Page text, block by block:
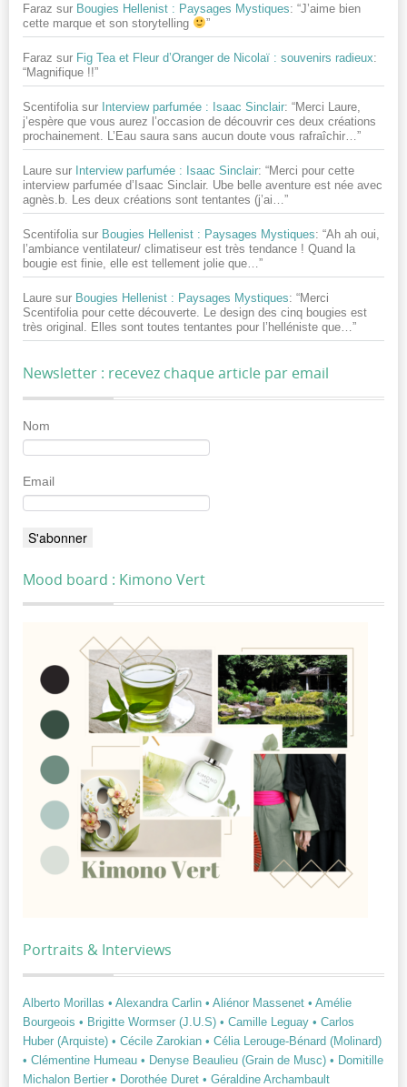
Faraz sur Bougies Hellenist : Paysages Mystiques: “J’aime bien
cette marque et son storytelling
”
Faraz sur Fig Tea et Fleur d’Oranger de Nicolaï : souvenirs radieux:
“Magnifique !!”
Scentifolia sur Interview parfumée : Isaac Sinclair: “Merci Laure,
j’espère que vous aurez l’occasion de découvrir ces deux créations
prochainement. L’Eau saura sans aucun doute vous rafraîchir…”
Laure sur Interview parfumée : Isaac Sinclair: “Merci pour cette
interview parfumée d’Isaac Sinclair. Ube belle aventure est née avec
agnès.b. Les deux créations sont tentantes (j’ai…”
Scentifolia sur Bougies Hellenist : Paysages Mystiques: “Ah ah oui,
l’ambiance ventilateur/ climatiseur est très tendance ! Quand la
bougie est finie, elle est tellement jolie que…”
Laure sur Bougies Hellenist : Paysages Mystiques: “Merci
Scentifolia pour cette découverte. Le design des cinq bougies est
très original. Elles sont toutes tentantes pour l’helléniste que…”
Newsletter : recevez chaque article par email
Nom
Email
Mood board : Kimono Vert
Portraits & Interviews
Alberto Morillas • Alexandra Carlin • Aliénor Massenet • Amélie
Bourgeois • Brigitte Wormser (J.U.S) • Camille Leguay • Carlos
Huber (Arquiste) • Cécile Zarokian • Célia Lerouge-Bénard (Molinard)
• Clémentine Humeau • Denyse Beaulieu (Grain de Musc) • Domitille
Michalon Bertier • Dorothée Duret • Géraldine Archambault